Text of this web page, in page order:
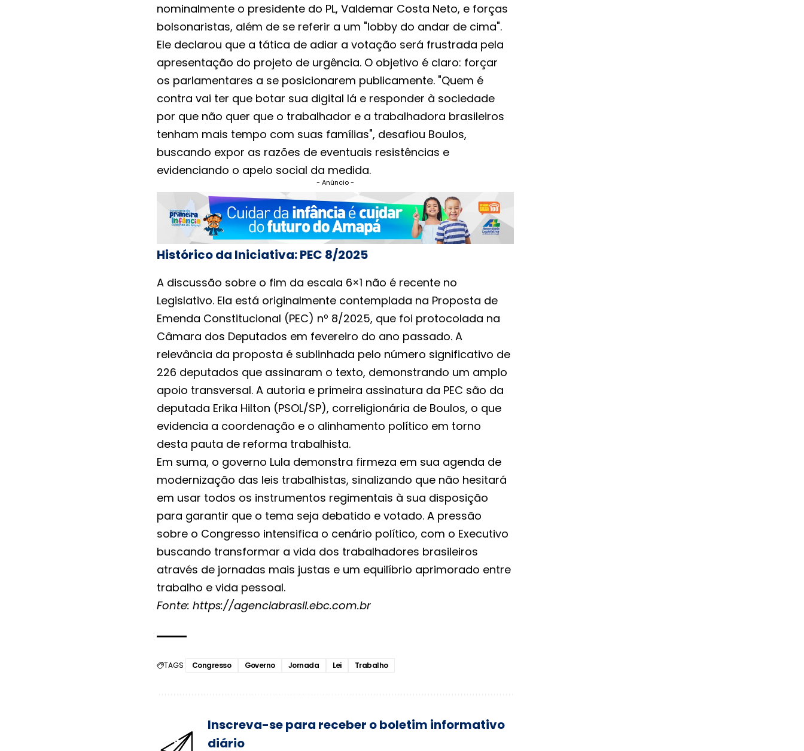
nominalmente o presidente do PL, Valdemar Costa Neto, e forças
bolsonaristas, além de se referir a um "lobby do andar de cima".
Ele declarou que a tática de adiar a votação será frustrada pela
apresentação do projeto de urgência. O objetivo é claro: forçar
os parlamentares a se posicionarem publicamente. "Quem é
contra vai ter que botar sua digital lá e responder à sociedade
por que não quer que o trabalhador e a trabalhadora brasileiros
tenham mais tempo com suas famílias", desafiou Boulos,
buscando expor as razões de eventuais resistências e
evidenciando o apelo social da medida.
- Anúncio -
Histórico da Iniciativa: PEC 8/2025
A discussão sobre o fim da escala 6×1 não é recente no
Legislativo. Ela está originalmente contemplada na Proposta de
Emenda Constitucional (PEC) nº 8/2025, que foi protocolada na
Câmara dos Deputados em fevereiro do ano passado. A
relevância da proposta é sublinhada pelo número significativo de
226 deputados que assinaram o texto, demonstrando um amplo
apoio transversal. A autoria e primeira assinatura da PEC são da
deputada Erika Hilton (PSOL/SP), correligionária de Boulos, o que
evidencia a coordenação e o alinhamento político em torno
desta pauta de reforma trabalhista.
Em suma, o governo Lula demonstra firmeza em sua agenda de
modernização das leis trabalhistas, sinalizando que não hesitará
em usar todos os instrumentos regimentais à sua disposição
para garantir que o tema seja debatido e votado. A pressão
sobre o Congresso intensifica o cenário político, com o Executivo
buscando transformar a vida dos trabalhadores brasileiros
através de jornadas mais justas e um equilíbrio aprimorado entre
trabalho e vida pessoal.
Fonte: https://agenciabrasil.ebc.com.br
TAGS Congresso Governo Jornada Lei Trabalho
Inscreva-se para receber o boletim informativo
diário